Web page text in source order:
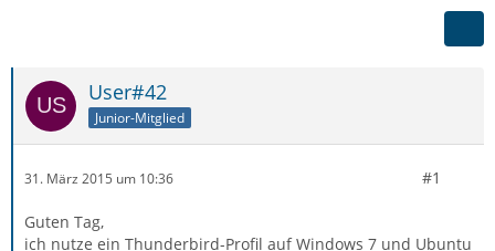
User#42
Junior-Mitglied
31. März 2015 um 10:36 #1
Guten Tag,
ich nutze ein Thunderbird-Profil auf Windows 7 und Ubuntu